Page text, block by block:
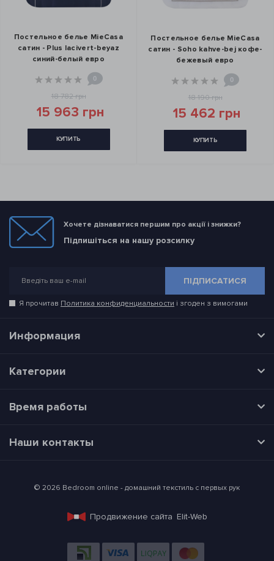
Постельное белье MieCasa
сатин - Plus lacivert-beyaz
синий-белый евро
0
18 782 грн
15 963 грн
КУПИТЬ
Постельное белье MieCasa
сатин - Soho kahve-bej кофе-
бежевый евро
0
18 190 грн
15 462 грн
КУПИТЬ
Хочете дізнаватися першим про акції і знижки?
Підпишіться на нашу розсилку
ПІДПИСАТИСЯ
Я прочитав Политика конфиденциальности і згоден з вимогами
Информация
Категории
Время работы
Наши контакты
© 2026 Bedroom online - домашний текстиль с первых рук
Продвижение сайта Elit-Web